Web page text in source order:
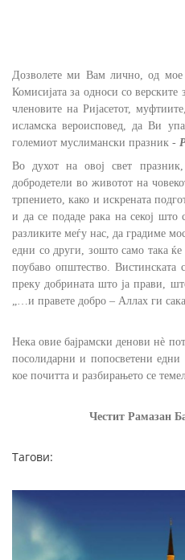
Дозволете ми Вам лично, од
Комисијата за односи со
членовите на Ријасетот,
исламска вероисповед, да Ви
големиот муслимански празник -
Во духот на овој свет
добродетели во животот на
трпението, како и искрената
и да се подаде рака на секој што
разликите меѓу нас, да градиме
едни со други, зошто само така
поубаво општество. Вистинската
преку добрината што ја прави,
„…и правете добро – Аллах ги
Нека овие бајрамски денови нè
посолидарни и попосветени едни
кое почитта и разбирањето се
Честит Рамазан
Тагови: